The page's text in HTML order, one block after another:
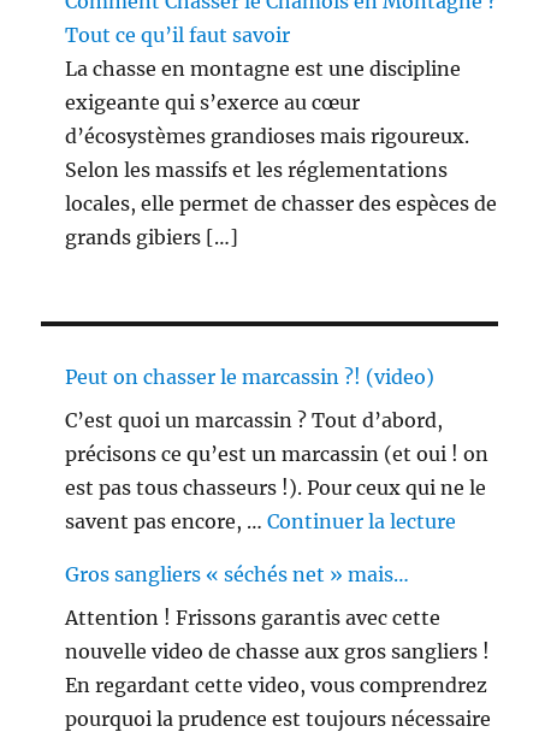
Tout ce qu’il faut savoir
La chasse en montagne est une discipline
exigeante qui s’exerce au cœur
d’écosystèmes grandioses mais rigoureux.
Selon les massifs et les réglementations
locales, elle permet de chasser des espèces de
grands gibiers […]
Peut on chasser le marcassin ?! (video)
C’est quoi un marcassin ? Tout d’abord,
précisons ce qu’est un marcassin (et oui ! on
est pas tous chasseurs !). Pour ceux qui ne le
savent pas encore, …Continuer la lecture
Gros sangliers « séchés net » mais…
Attention ! Frissons garantis avec cette
nouvelle video de chasse aux gros sangliers !
En regardant cette video, vous comprendrez
pourquoi la prudence est toujours nécessaire